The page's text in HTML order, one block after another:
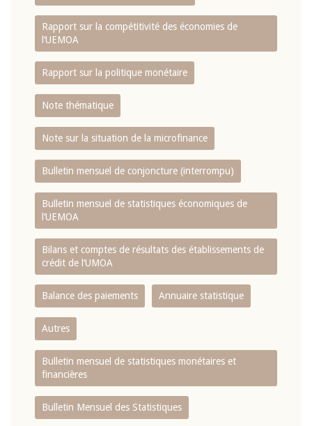
Rapport sur la compétitivité des économies de
l‘UEMOA
Rapport sur la politique monétaire
Note thématique
Note sur la situation de la microfinance
Bulletin mensuel de conjoncture (interrompu)
Bulletin mensuel de statistiques économiques de
l‘UEMOA
Bilans et comptes de résultats des établissements de
crédit de l‘UMOA
Balance des paiements Annuaire statistique
Autres
Bulletin mensuel de statistiques monétaires et
financières
Bulletin Mensuel des Statistiques